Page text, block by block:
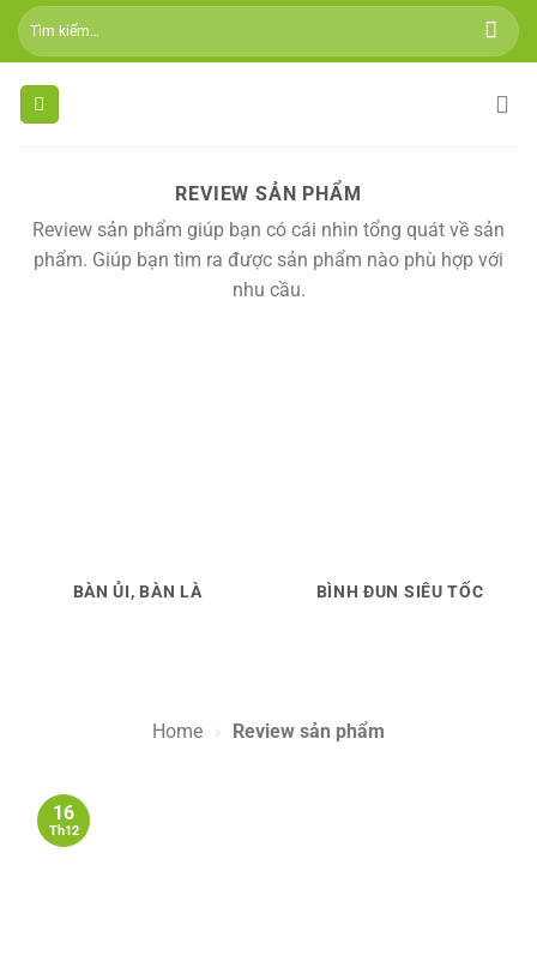
Skip
Tìm
kiếm:
REVIEW SẢN PHẨM
Review sản phẩm giúp bạn có cái nhìn tổng quát về sản
phẩm. Giúp bạn tìm ra được sản phẩm nào phù hợp với
nhu cầu.
BÀN ỦI, BÀN LÀ BÌNH ĐUN SIÊU TỐC
Home » Review sản phẩm
16
Th12